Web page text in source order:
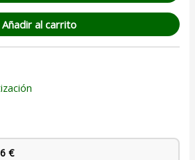
Añadir al carrito
€